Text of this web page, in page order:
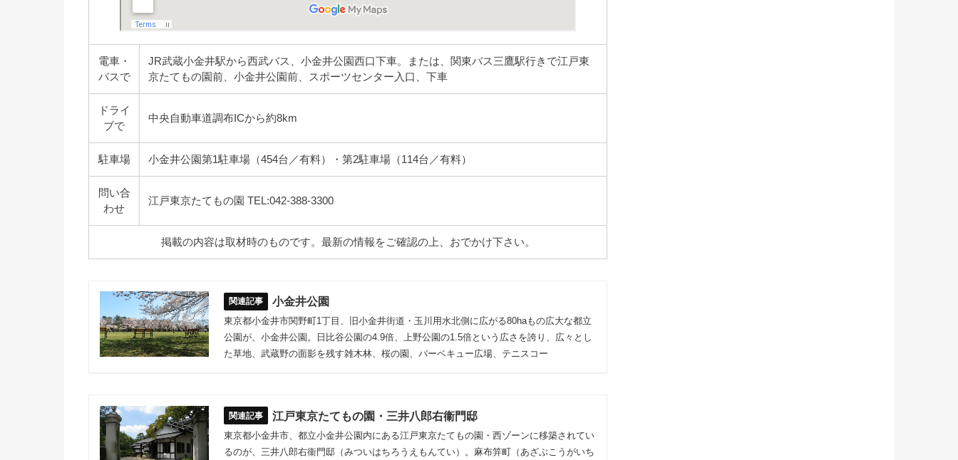
電車・
バスで
JR武蔵小金井駅から西武バス、小金井公園西口下車。または、関東バス三鷹駅行きで江戸東
京たてもの園前、小金井公園前、スポーツセンター入口、下車
ドライ
ブで
中央自動車道調布ICから約8km
駐車場 小金井公園第1駐車場（454台／有料）・第2駐車場（114台／有料）
問い合
わせ
江戸東京たてもの園 TEL:042-388-3300
掲載の内容は取材時のものです。最新の情報をご確認の上、おでかけ下さい。
小金井公園
東京都小金井市関野町1丁目、旧小金井街道・玉川用水北側に広がる80haもの広大な都立
公園が、小金井公園。日比谷公園の4.9倍、上野公園の1.5倍という広さを誇り、広々とし
た草地、武蔵野の面影を残す雑木林、桜の園、バーベキュー広場、テニスコー
江戸東京たてもの園・三井八郎右衞門邸
東京都小金井市、都立小金井公園内にある江戸東京たてもの園・西ゾーンに移築されてい
るのが、三井八郎右衞門邸（みついはちろうえもんてい）。麻布笄町（あざぶこうがいち